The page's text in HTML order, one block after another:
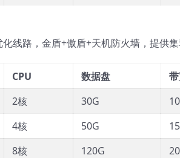
线路，金盾+傲盾+天机防火墙，提供
CPU 数据盘
2核 30G
4核 50G
8核 120G